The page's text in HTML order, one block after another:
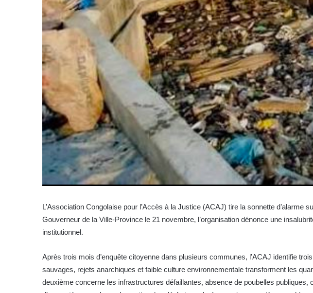
L’Association Congolaise pour l’Accès à la Justice (ACAJ) tire la sonnette
Gouverneur de la Ville-Province le 21 novembre, l’organisation dénonce une
institutionnel.
Après trois mois d’enquête citoyenne dans plusieurs communes, l’ACAJ identifie
sauvages, rejets anarchiques et faible culture environnementale transforment les
deuxième concerne les infrastructures défaillantes, absence de poubelles